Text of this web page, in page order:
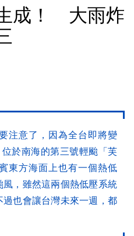
成！ 大雨炸
注意了，因為全台即將變
於南海的第三號輕颱「芙
東方海面上也有一個熱低
，雖然這兩個熱低壓系統
也會讓台灣未來一週，都